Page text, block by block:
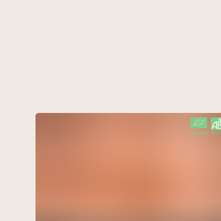
CERTIFIÉ PAR FR-BIO-01
AGRICULTURE FRANCE